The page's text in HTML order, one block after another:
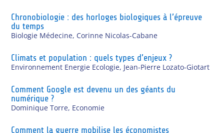
Chronobiologie : des horloges biologiques à l’épreuve
du temps
Biologie Médecine, Corinne Nicolas-Cabane
Climats et population : quels types d’enjeux ?
Environnement Energie Ecologie, Jean-Pierre Lozato-Giotart
Comment Google est devenu un des géants du
numérique ?
Dominique Torre, Economie
Comment la guerre mobilise les économistes